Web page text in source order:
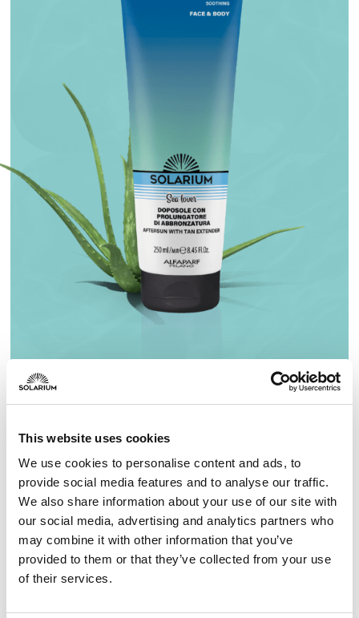
This website uses cookies
We use cookies to personalise content and ads, to
provide social media features and to analyse our traffic.
We also share information about your use of our site with
our social media, advertising and analytics partners who
may combine it with other information that you’ve
provided to them or that they’ve collected from your use
of their services.
aqua (water), glycerin, propanediol,
phenoxyethanol, acrylates/c10-30 alkyl acrylate
crosspolymer, hydroxyacetophenone, oleoyl
tyrosine, sodium hydroxide, parfum (fragrance),
luffa cylindrica seed oil, oleic acid, gossypium
herbaceum (cotton) seed extract, hydrolyzed
citrus aurantium dulcis fruit extract, sodium pca,